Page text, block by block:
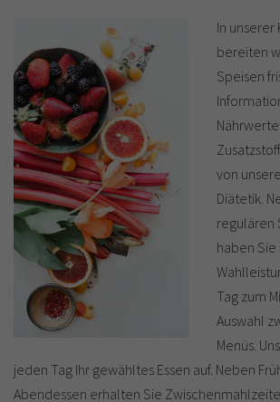
In unserer
bereiten
Speisen
von
Diätetik.
regulären
haben Sie
Tag zum
Auswahl
Menüs.
jeden Tag Ihr gewähltes Essen auf. Neben
Abendessen erhalten Sie